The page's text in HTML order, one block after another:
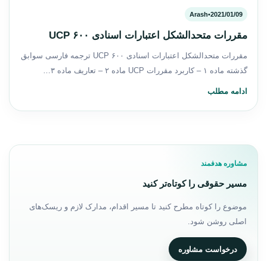
2021/01/09
•
Arash
مقررات متحدالشکل اعتبارات اسنادی UCP ۶۰۰
مقررات متحدالشکل اعتبارات اسنادی UCP ۶۰۰ ترجمه فارسی سوابق
گذشته ماده ۱ – کاربرد مقررات UCP ماده ۲ – تعاریف ماده ۳…
ادامه مطلب
مشاوره هدفمند
مسیر حقوقی را کوتاه‌تر کنید
موضوع را کوتاه مطرح کنید تا مسیر اقدام، مدارک لازم و ریسک‌های
اصلی روشن شود.
درخواست مشاوره